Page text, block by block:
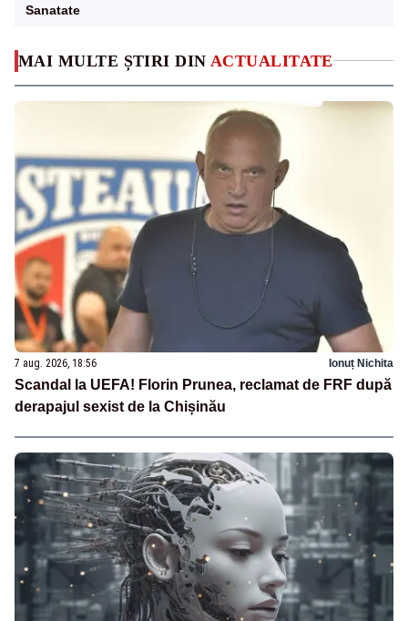
MAI MULTE ȘTIRI DIN ACTUALITATE
7 aug. 2026, 18:56 Ionuț Nichita
Scandal la UEFA! Florin Prunea, reclamat de FRF după
derapajul sexist de la Chișinău
Sanatate